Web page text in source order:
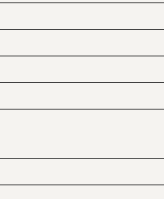
เลือกหัวข้อที่ท่านต้อง